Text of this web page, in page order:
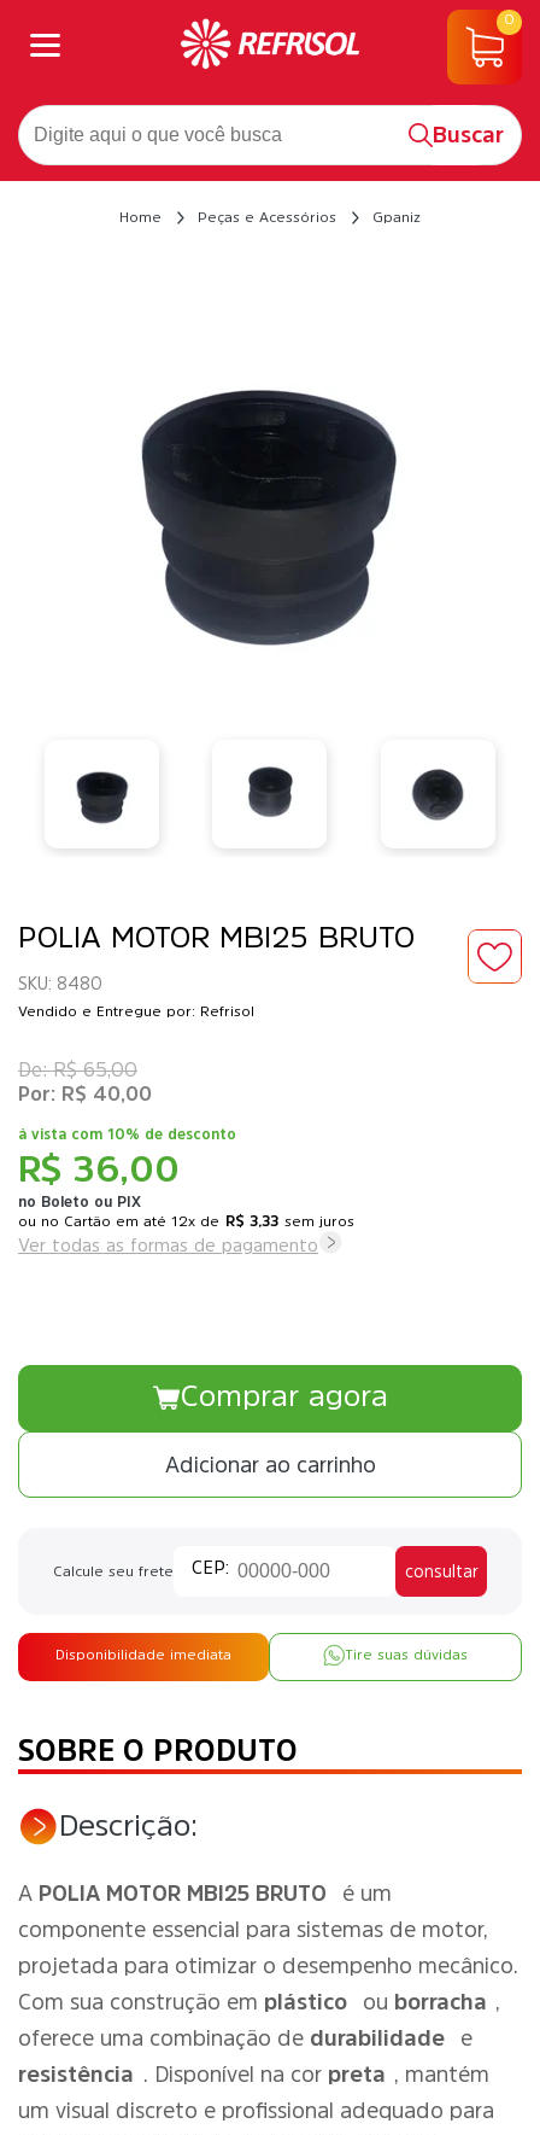
Buscar
0
Home Peças e Acessórios Gpaniz
POLIA MOTOR MBI25 BRUTO
8480
Vendido e Entregue por: Refrisol
R$ 36,00
no Boleto ou PIX
à vista com 10% de desconto
R$ 65,00
R$ 40,00
ou 12x de R$ 3,33 sem juros
Ver todas as formas de pagamento
Adicionar ao carrinho
Comprar agora
Calcule seu frete consultar
Disponibilidade imediata Tire suas dúvidas
SOBRE O PRODUTO
Descrição:
A POLIA MOTOR MBI25 BRUTO
é um
componente essencial para sistemas de motor,
projetada para otimizar o desempenho mecânico.
Com sua construção em plástico ou borracha ,
oferece uma combinação de durabilidade
e
resistência . Disponível na cor preta , mantém
um visual discreto e profissional adequado para